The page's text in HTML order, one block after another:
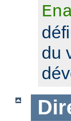
du